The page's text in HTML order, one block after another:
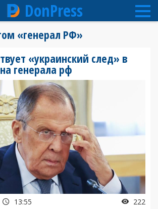
DonPress
«генерал РФ»
«украинский след» в
генерала рф
13:55 222